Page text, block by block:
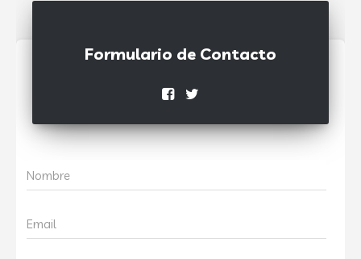
Formulario de Contacto
Nombre
Email